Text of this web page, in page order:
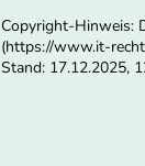
Copyright-Hinweis:
(https://www.it-
Stand: 17.12.2025,